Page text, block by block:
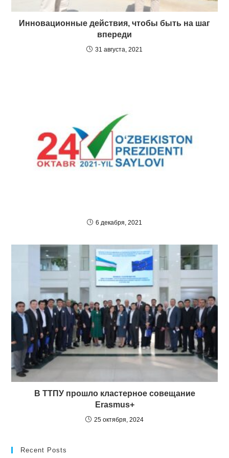
Инновационные действия, чтобы быть на шаг
впереди
31 августа, 2021
6 декабря, 2021
В ТТПУ прошло кластерное совещание
Erasmus+
25 октября, 2024
Recent Posts